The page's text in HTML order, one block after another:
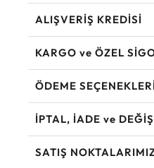
ALIŞVERİŞ KREDİSİ
KARGO ve ÖZEL
ÖDEME
İPTAL, İADE ve
SATIŞ